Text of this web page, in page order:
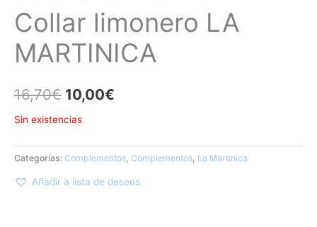
Collar limonero LA
MARTINICA
16,70€ 10,00€
Sin existencias
Categorías: Complementos, Complementos, La Martinica
Añadir a lista de deseos